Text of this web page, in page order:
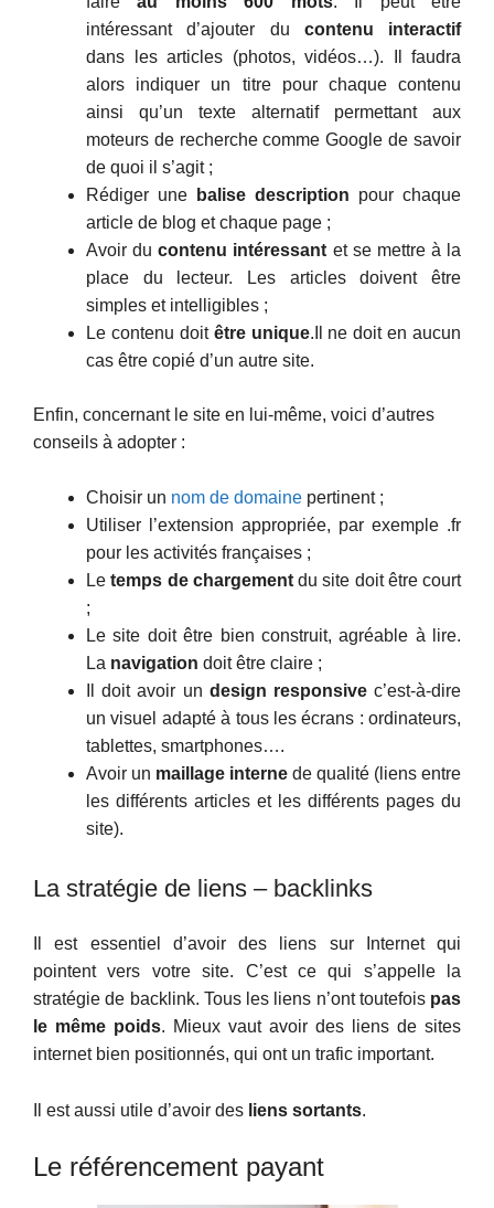
intéressant d’ajouter du contenu interactif
dans les articles (photos, vidéos…). Il faudra
alors indiquer un titre pour chaque contenu
ainsi qu’un texte alternatif permettant aux
moteurs de recherche comme Google de savoir
de quoi il s’agit ;
Rédiger une
balise description pour chaque
article de blog et chaque page ;
Avoir ducontenu intéressant et se mettre à la
place du lecteur. Les articles doivent être
simples et intelligibles ;
Le contenu doit être unique.Il ne doit en aucun
cas être copié d’un autre site.
Enfin, concernant le site en lui-même, voici d’autres
conseils à adopter :
Choisir un nom de domaine pertinent ;
Utiliser l’extension appropriée, par exemple .fr
pour les activités françaises ;
Le temps de chargementdu site doit être court
;
Le site doit être bien construit, agréable à lire.
La navigation doit être claire ;
Il doit avoir un design responsivec’est-à-dire
un visuel adapté à tous les écrans : ordinateurs,
tablettes, smartphones….
Avoir un maillage interne de qualité (liens entre
les différents articles et les différents pages du
site).
La stratégie de liens – backlinks
Il est essentiel d’avoir des liens sur Internet qui
pointent vers votre site. C’est ce qui s’appelle la
stratégie de backlink. Tous les liens n’ont toutefois pas
le même poids. Mieux vaut avoir des liens de sites
internet bien positionnés, qui ont un trafic important.
Il est aussi utile d’avoir des liens sortants.
Le référencement payant